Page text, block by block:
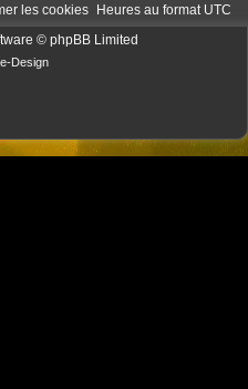
Heures au format UTC
les cookies
© phpBB Limited
Design